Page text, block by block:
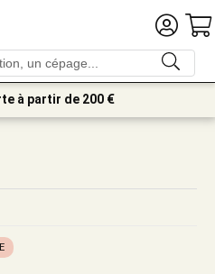
à partir de 200 €